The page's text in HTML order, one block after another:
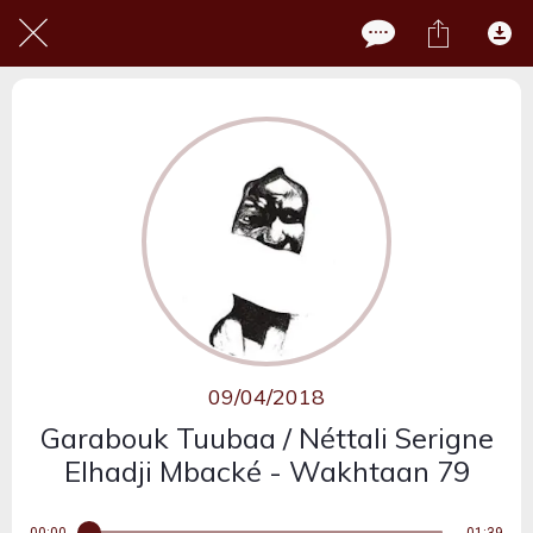
09/04/2018
Garabouk Tuubaa / Néttali Serigne
Elhadji Mbacké - Wakhtaan 79